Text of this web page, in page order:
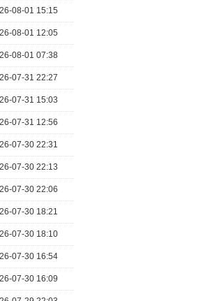
08-01 15:15
08-01 12:05
08-01 07:38
07-31 22:27
07-31 15:03
07-31 12:56
07-30 22:31
07-30 22:13
07-30 22:06
07-30 18:21
07-30 18:10
07-30 16:54
07-30 16:09